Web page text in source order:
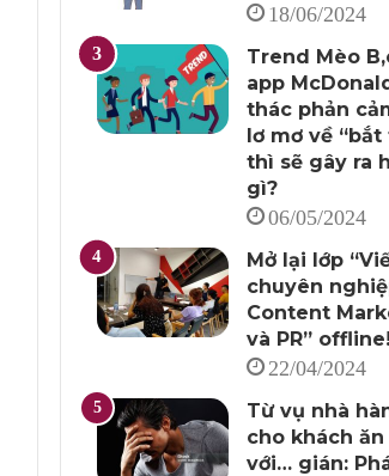
18/06/2024
Trend Mèo
app
thác phản
lơ mơ về
thì sẽ gây ra
gì?
06/05/2024
Mở lại lớp
chuyên
Content
và PR” offline!
22/04/2024
Từ vụ nhà
cho khách ăn
với… gián: